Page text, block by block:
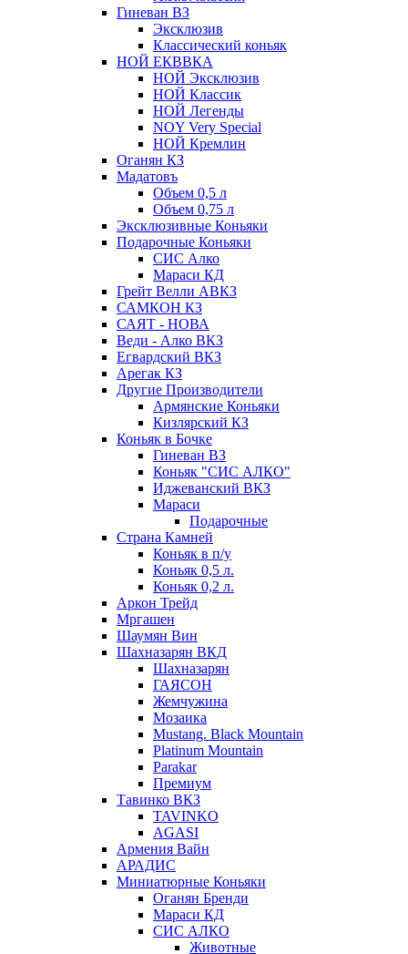
Гиневан ВЗ
Эксклюзив
Классический коньяк
НОЙ ЕКВВКА
НОЙ Эксклюзив
НОЙ Классик
НОЙ Легенды
NOY Very Speсial
НОЙ Кремлин
Оганян КЗ
Мадатовъ
Объем 0,5 л
Объем 0,75 л
Эксклюзивные Коньяки
Подарочные Коньяки
СИС Алко
Мараси КД
Грейт Велли АВКЗ
САМКОН КЗ
САЯТ - НОВА
Веди - Алко ВКЗ
Егвардский ВКЗ
Арегак КЗ
Другие Производители
Армянские Коньяки
Кизлярский КЗ
Коньяк в Бочке
Гиневан ВЗ
Коньяк "СИС АЛКО"
Иджеванский ВКЗ
Мараси
Подарочные
Страна Камней
Коньяк в п/у
Коньяк 0,5 л.
Коньяк 0,2 л.
Аркон Трейд
Мргашен
Шаумян Вин
Шахназарян ВКД
Шахназарян
ГАЯСОН
Жемчужина
Мозаика
Mustang. Black Mountain
Platinum Mountain
Parakar
Премиум
Тавинко ВКЗ
TAVINKO
AGASI
Армения Вайн
АРАДИС
Миниатюрные Коньяки
Оганян Бренди
Мараси КД
СИС АЛКО
Животные